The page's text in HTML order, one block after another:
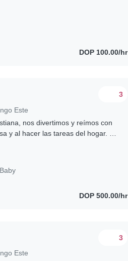
DOP 100.00/hr
Este
3
nos divertimos y reímos con
y al hacer las tareas del hogar. La
Baby
DOP 500.00/hr
Este
3